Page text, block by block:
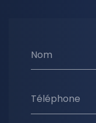
Nom
Téléphone